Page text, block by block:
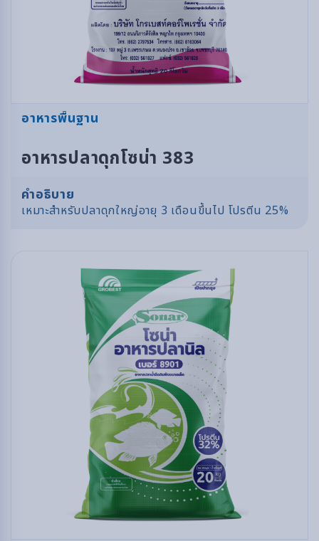
อาหารพื้นฐาน
อาหารปลาดุกโซน่า 383
คำอธิบาย
เหมาะสำหรับปลาดุกใหญ่อายุ 3 เดือนขึ้นไป โปรตีน 25%